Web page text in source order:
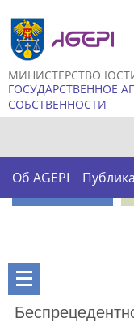
МИНИСТЕРСТВО
ГОСУДАРСТВЕННОЕ
СОБСТВЕННОСТИ
Об AGEPI